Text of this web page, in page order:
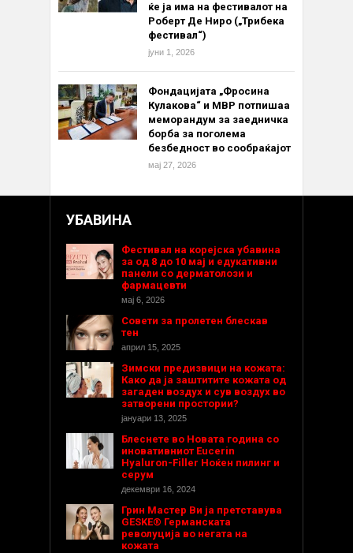
ќе ја има на фестивалот на
Роберт Де Ниро („Трибека
фестивал“)
јуни 1, 2026
Фондацијата „Фросина
Кулакова“ и МВР потпишаа
меморандум за заедничка
борба за поголема
безбедност во сообраќајот
мај 27, 2026
УБАВИНА
Фестивал на корејска убавина
за од 8 до 10 мај и едукативни
панели со дерматолози и
фармацевти
мај 6, 2026
Совети за пролетен блескав
тен
април 15, 2025
Зимски предизвици на кожата:
Како да ја заштитите кожата од
загаден воздух и сув воздух во
затворени простории?
јануари 13, 2025
Блеснете во Новата година со
иновативниот Eucerin
Hyaluron-Filler Ноќен пилинг и
серум
декември 16, 2024
Грин Мастер Ви ја претставува
GESKE® Германската
револуција во негата на
кожата